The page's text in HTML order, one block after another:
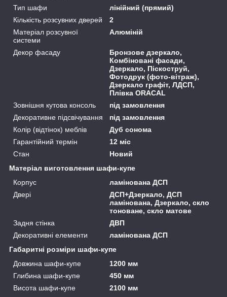
Тип шафи
лінійний (прямий)
Кількість розсувних дверей
2
Матеріал розсувної
системи
Алюміній
Декор фасаду
Бронзове дзеркало,
Комбіновані фасади,
Дзеркало, Піскоструй,
Фотодрук (фото-вітраж),
Дзеркало графіт, ЛДСП,
Плівка ORACAL
Зовнішня кутова консоль
під замовлення
Декоративне підсвічування
під замовлення
Колір (відтінок) меблів
Дуб сонома
Гарантійний термін
12 міс
Стан
Новий
Матеріал виготовлення шафи-купе
Корпус
ламінована ДСП
Двері
ДСП+Дзеркало, ДСП
ламінована, Дзеркало, скло
тоноване, скло матове
Задня стінка
ДВП
Декоративні елементи
ламінована ДСП
Габаритні розміри шафи-купе
Довжина шафи-купе
1200 мм
Глибина шафи-купе
450 мм
Висота шафи-купе
2100 мм